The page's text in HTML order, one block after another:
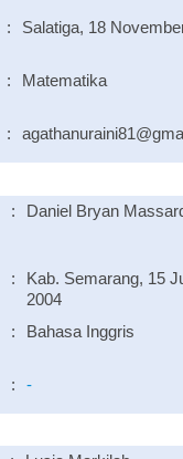
: Salatiga, 18
: Matematika
:
: Daniel Bryan
:
Kab. Semarang, 15
2004
: Bahasa Inggris
: -